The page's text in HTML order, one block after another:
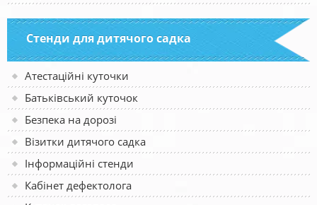
Стенди для дитячого садка
Атестаційні куточки
Батьківський куточок
Безпека на дорозі
Візитки дитячого садка
Інформаційні стенди
Кабінет дефектолога